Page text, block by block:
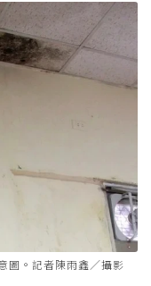
圖。記者陳雨鑫／攝影